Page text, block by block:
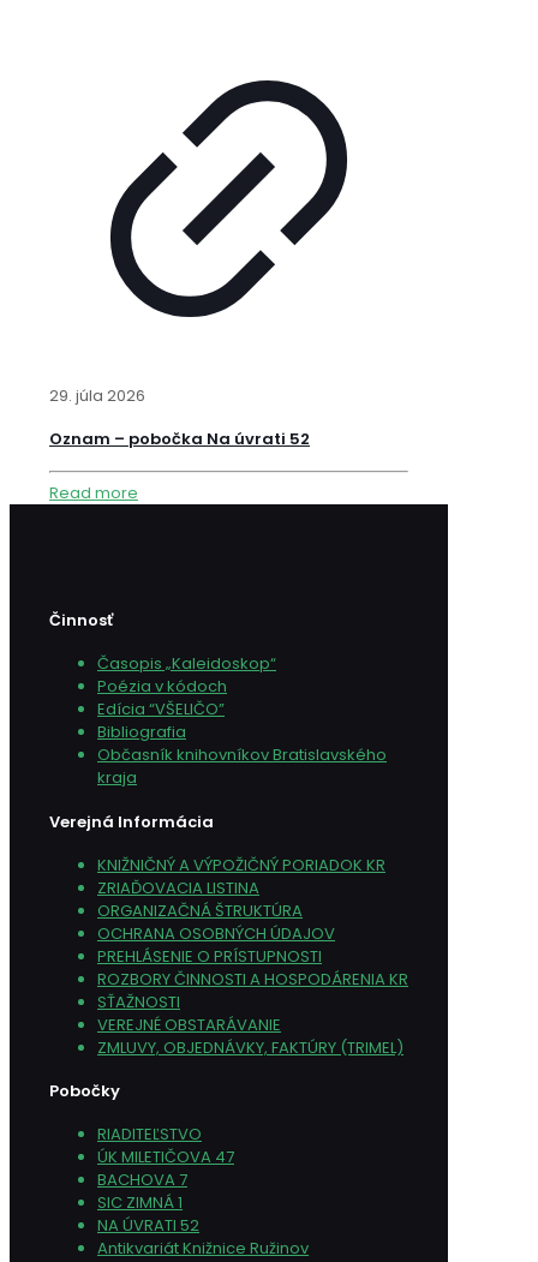
29. júla 2026
Oznam – pobočka Na úvrati 52
Read more
Činnosť
Časopis „Kaleidoskop“
Poézia v kódoch
Edícia “VŠELIČO”
Bibliografia
Občasník knihovníkov Bratislavského
kraja
Verejná Informácia
KNIŽNIČNÝ A VÝPOŽIČNÝ PORIADOK KR
ZRIAĎOVACIA LISTINA
ORGANIZAČNÁ ŠTRUKTÚRA
OCHRANA OSOBNÝCH ÚDAJOV
PREHLÁSENIE O PRÍSTUPNOSTI
ROZBORY ČINNOSTI A HOSPODÁRENIA KR
SŤAŽNOSTI
VEREJNÉ OBSTARÁVANIE
ZMLUVY, OBJEDNÁVKY, FAKTÚRY (TRIMEL)
Pobočky
RIADITEĽSTVO
ÚK MILETIČOVA 47
BACHOVA 7
SIC ZIMNÁ 1
NA ÚVRATI 52
Antikvariát Knižnice Ružinov